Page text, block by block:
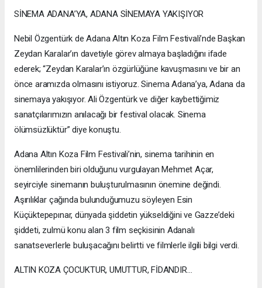
SİNEMA ADANA’YA, ADANA SİNEMAYA YAKIŞIYOR
Nebil Özgentürk de Adana Altın Koza Film Festivali’nde Başkan
Zeydan Karalar’ın davetiyle görev almaya başladığını ifade
ederek; “Zeydan Karalar’ın özgürlüğüne kavuşmasını ve bir an
önce aramızda olmasını istiyoruz. Sinema Adana’ya, Adana da
sinemaya yakışıyor. Ali Özgentürk ve diğer kaybettiğimiz
sanatçılarımızın anılacağı bir festival olacak. Sinema
ölümsüzlüktür” diye konuştu.
Adana Altın Koza Film Festivali’nin, sinema tarihinin en
önemlilerinden biri olduğunu vurgulayan Mehmet Açar,
seyirciyle sinemanın buluşturulmasının önemine değindi.
Aşırılıklar çağında bulunduğumuzu söyleyen Esin
Küçüktepepınar, dünyada şiddetin yükseldiğini ve Gazze’deki
şiddeti, zulmü konu alan 3 film seçkisinin Adanalı
sanatseverlerle buluşacağını belirtti ve filmlerle ilgili bilgi verdi.
ALTIN KOZA ÇOCUKTUR, UMUTTUR, FİDANDIR…